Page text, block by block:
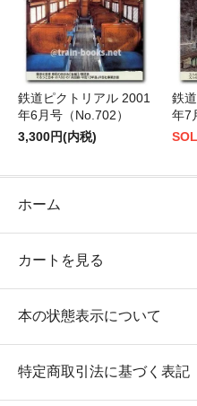
鉄道ピクトリアル 2001
年6月号（No.702）
3,300円(内税)
鉄
年7
ホーム
カートを見る
本の状態表示について
特定商取引法に基づく表記